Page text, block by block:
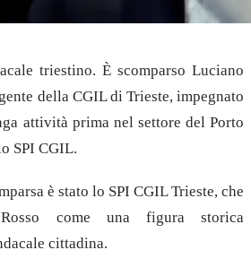
triestino. È scomparso Luciano
della CGIL di Trieste, impegnato
attività prima nel settore del Porto
SPI CGIL.
è stato lo SPI CGIL Trieste, che
come una figura storica
cittadina.